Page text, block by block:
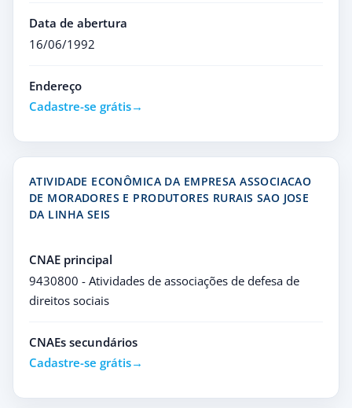
Data de abertura
16/06/1992
Endereço
Cadastre-se grátis
ATIVIDADE ECONÔMICA DA EMPRESA ASSOCIACAO
DE MORADORES E PRODUTORES RURAIS SAO JOSE
DA LINHA SEIS
CNAE principal
9430800 - Atividades de associações de defesa de
direitos sociais
CNAEs secundários
Cadastre-se grátis